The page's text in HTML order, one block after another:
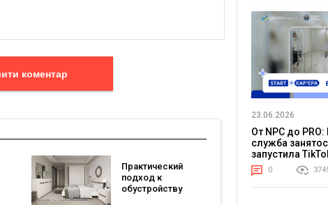
Залишити коментар
Практический
подход к
обустройству
23.06.2026
От NPC до
служба
запустила
молодежи
0